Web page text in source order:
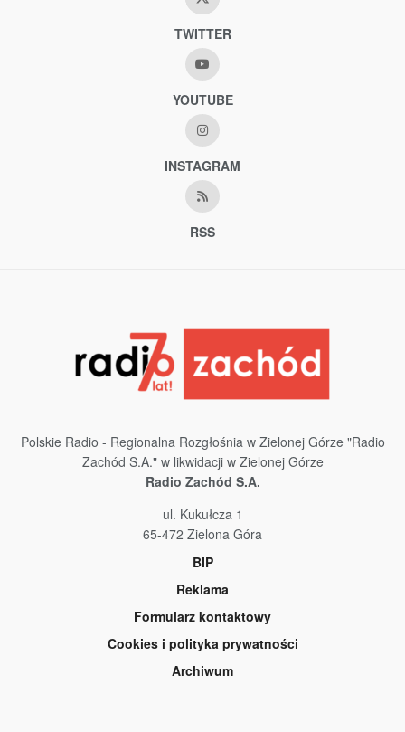
TWITTER
YOUTUBE
INSTAGRAM
RSS
Polskie Radio - Regionalna Rozgłośnia w Zielonej Górze "Radio
Zachód S.A." w likwidacji w Zielonej Górze
Radio Zachód S.A.
ul. Kukułcza 1
65-472 Zielona Góra
BIP
Reklama
Formularz kontaktowy
Cookies i polityka prywatności
Archiwum